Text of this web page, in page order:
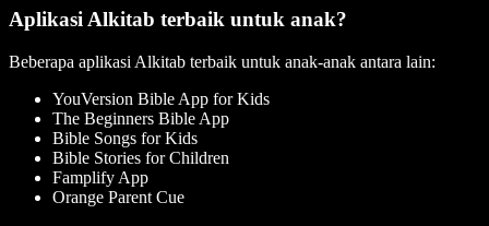
Aplikasi Alkitab terbaik untuk anak?
Beberapa aplikasi Alkitab terbaik untuk anak-anak antara lain:
YouVersion Bible App for Kids
The Beginners Bible App
Bible Songs for Kids
Bible Stories for Children
Famplify App
Orange Parent Cue